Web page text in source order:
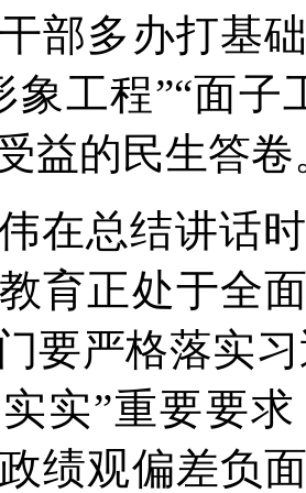
部多办打基
象工程”“面
益的民生答卷
总结讲话时
育正处于全
要严格落实
实”重要要
政绩观偏差负